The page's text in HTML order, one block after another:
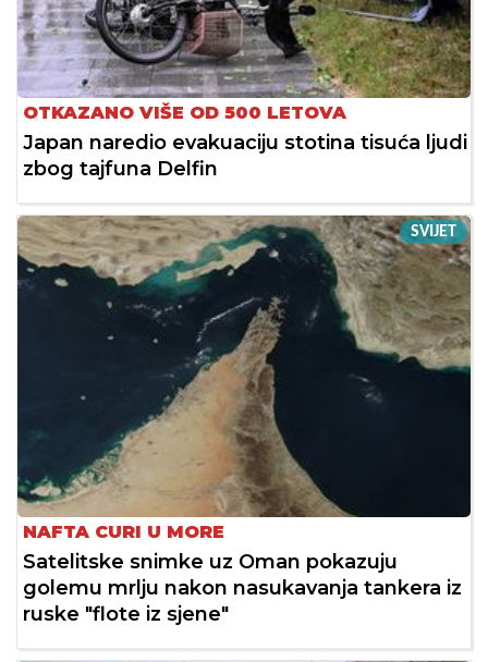
OTKAZANO VIŠE OD 500 LETOVA
Japan naredio evakuaciju stotina tisuća ljudi
zbog tajfuna Delfin
SVIJET
NAFTA CURI U MORE
Satelitske snimke uz Oman pokazuju
golemu mrlju nakon nasukavanja tankera iz
ruske "flote iz sjene"